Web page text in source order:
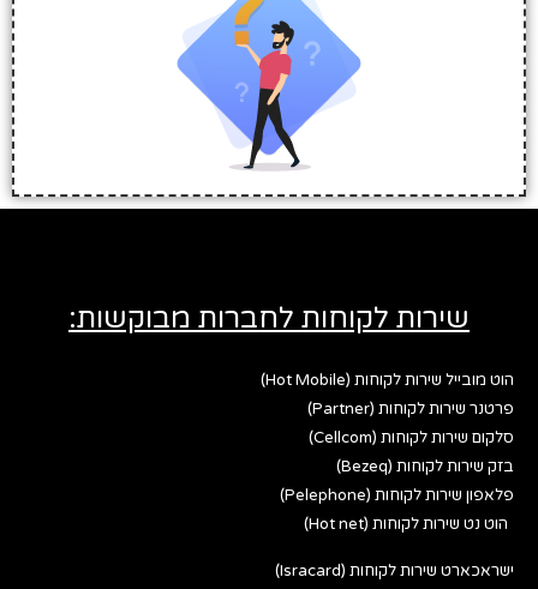
שירות לקוחות לחברות מבוקשות:
הוט מובייל שירות לקוחות (Hot Mobile)
פרטנר שירות לקוחות (Partner)
סלקום שירות לקוחות (Cellcom)
בזק שירות לקוחות (Bezeq)
פלאפון שירות לקוחות (Pelephone)
הוט נט שירות לקוחות (Hot net)
ישראכארט שירות לקוחות (Isracard)